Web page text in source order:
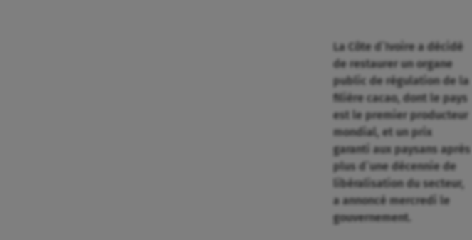
La Côte d`Ivoire a décidé
de restaurer un organe
public de régulation de la
filière cacao, dont le pays
est le premier producteur
mondial, et un prix
garanti aux paysans après
plus d`une décennie de
libéralisation du secteur,
a annoncé mercredi le
gouvernement.